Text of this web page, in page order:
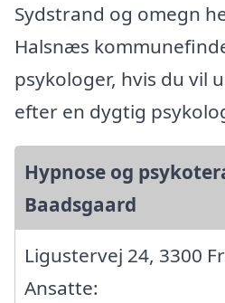
Sydstrand og omegn
Halsnæs
psykologer, hvis du vil
efter en dygtig
Hypnose og
Baadsgaard
Ligustervej 24, 3300
Ansatte: